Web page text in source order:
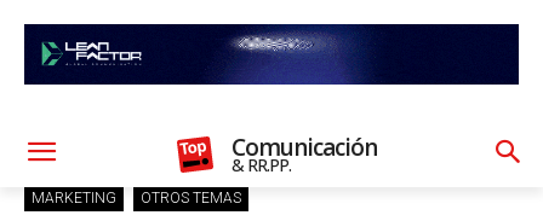
Comunicación
& RR.PP.
MARKETING OTROS TEMAS